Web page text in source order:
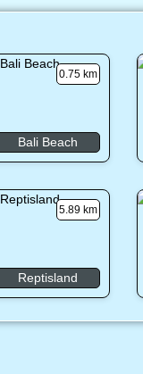
0.75 km
Bali Beach
5.89 km
Reptisland